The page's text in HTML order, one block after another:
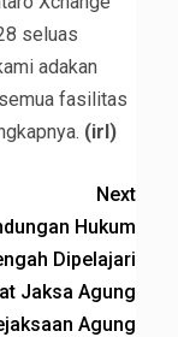
seluas
adakan
fasilitas
(irl)
Next
Hukum
Dipelajari
Jaksa Agung
Agung